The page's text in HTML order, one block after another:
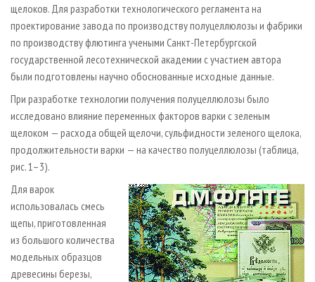
щелоков. Для разработки технологического регламента на
проектирование завода по производству полуцеллюлозы и фабрики
по производству флютинга учеными Санкт-Петербургской
государственной лесотехнической академии с участием автора
были подготовлены научно обоснованные исходные данные.
При разработке технологии получения полуцеллюлозы было
исследовано влияние переменных факторов варки с зеленым
щелоком — расхода общей щелочи, сульфидности зеленого щелока,
продолжительности варки — на качество полуцеллюлозы (таблица,
рис. 1–3).
Для варок
использовалась смесь
щепы, приготовленная
из большого количества
модельных образцов
древесины березы,